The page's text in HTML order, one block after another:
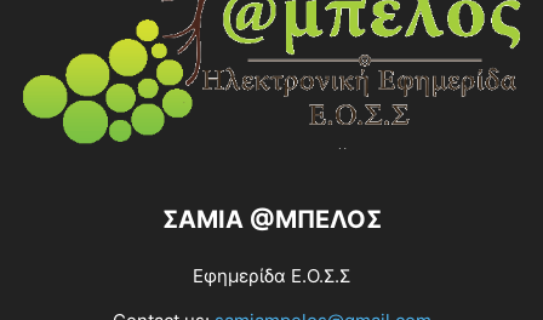
ΣΑΜΙΑ @ΜΠΕΛΟΣ
Εφημερίδα Ε.Ο.Σ.Σ